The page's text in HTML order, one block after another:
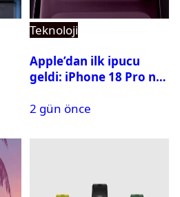
Teknoloji
Apple’dan ilk ipucu
geldi: iPhone 18 Pro ne
2 gün önce